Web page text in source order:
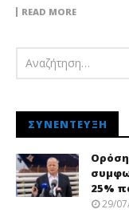
READ MORE
ΣΥΝΈΝΤΕΥΞΗ
25%
29/